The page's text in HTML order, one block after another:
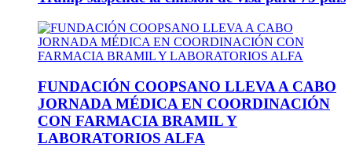
FUNDACIÓN COOPSANO LLEVA A CABO
JORNADA MÉDICA EN COORDINACIÓN
CON FARMACIA BRAMIL Y
LABORATORIOS ALFA